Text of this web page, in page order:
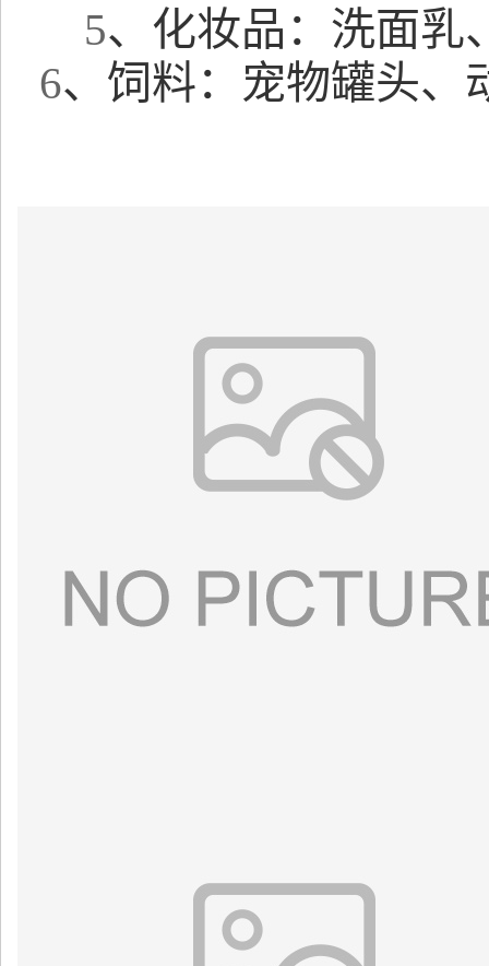
5、化妆品：洗面乳
6、饲料：宠物罐头、